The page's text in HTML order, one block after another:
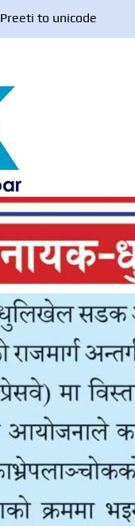
Preeti to unicode